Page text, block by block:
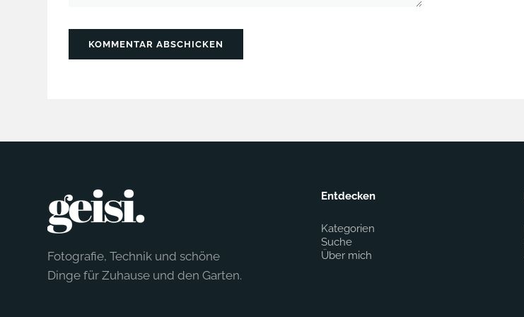
KOMMENTAR ABSCHICKEN
Fotografie, Technik und schöne
Dinge für Zuhause und den Garten.
Entdecken
Kategorien
Suche
Über mich